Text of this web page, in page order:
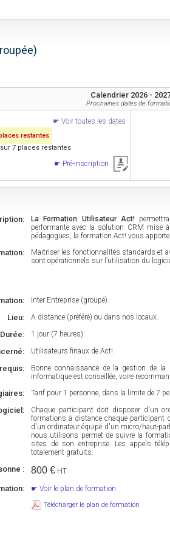
Calendrier 2026 -
Prochaines dates de
Voir toutes les dates
restantes
7 places restantes
Pré-inscription
La Formation Utilisateur Act!
performante avec la solution CRM mise
pédagogues, la formation Act! vous
Maitriser les fonctionnalités standards et
sont opérationnels sur l’utilisation du
Inter Entreprise (groupé).
Lieu: A distance (préféré) ou dans nos locaux.
Durée: 1 jour (7 heures).
Utilisateurs finaux de Act!.
Bonne connaissance de la gestion de la
informatique est conseillée, voire
Tarif pour 1 personne, dans la limite de 7
Chaque participant doit disposer d'un
formations à distance chaque participant
d'un ordinateur équipé d'un micro/haut-
nous utilisons permet de suivre la
sites de son entreprise. Les appels
totalement gratuits.
: 800 € HT
Voir le plan de formation
Télécharger le plan de formation